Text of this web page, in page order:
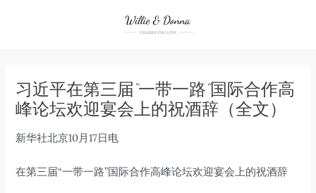
习近平在第三届“一带一路”国际合作高
峰论坛欢迎宴会上的祝酒辞（全文）
新华社北京10月17日电
在第三届“一带一路”国际合作高峰论坛欢迎宴会上的祝酒辞